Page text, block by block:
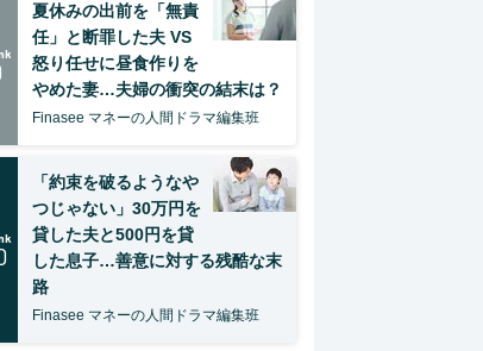
夏休みの出前を「無責
任」と断罪した夫 VS
怒り任せに昼食作りを
やめた妻…夫婦の衝突の結末は？
Finasee マネーの人間ドラマ編集班
「約束を破るようなや
つじゃない」30万円を
貸した夫と500円を貸
した息子…善意に対する残酷な末
路
Finasee マネーの人間ドラマ編集班